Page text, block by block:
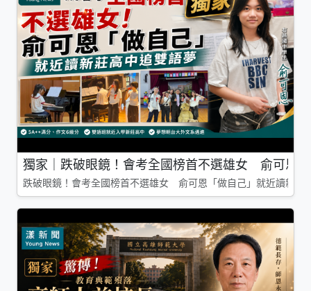
獨家｜跌破眼鏡！會考全國榜首不選雄女 俞可恩
跌破眼鏡！會考全國榜首不選雄女 俞可恩「做自己」就近讀新莊